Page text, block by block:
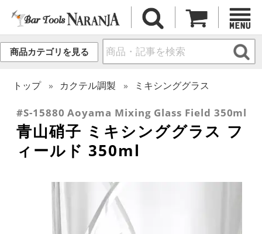
商品カテゴリを見る
トップ カクテル調製 ミキシンググラス
#S-15880 Aoyama Mixing Glass Field 350ml
青山硝子 ミキシンググラス フ
ィールド 350ml